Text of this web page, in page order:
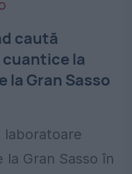
caută
la
Gran Sasso
laboratoare
Gran Sasso în